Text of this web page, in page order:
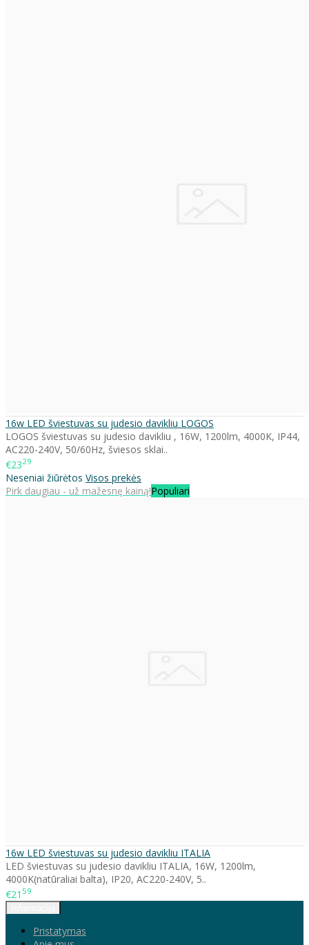
16w LED šviestuvas su judesio davikliu LOGOS
LOGOS šviestuvas su judesio davikliu , 16W, 1200lm, 4000K, IP44,
AC220-240V, 50/60Hz, šviesos sklai..
€2329
Neseniai žiūrėtos Visos prekės
Pirk daugiau - už mažesnę kainą!Populiari
16w LED šviestuvas su judesio davikliu ITALIA
LED šviestuvas su judesio davikliu ITALIA, 16W, 1200lm,
4000K(natūraliai balta), IP20, AC220-240V, 5..
€21 59
Pristatymas